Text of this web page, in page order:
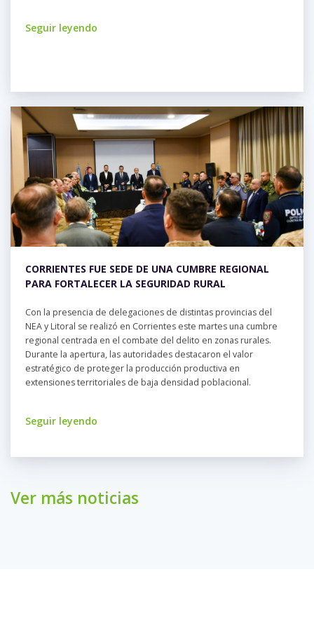
Seguir leyendo
CORRIENTES FUE SEDE DE UNA CUMBRE REGIONAL
PARA FORTALECER LA SEGURIDAD RURAL
Con la presencia de delegaciones de distintas provincias del
NEA y Litoral se realizó en Corrientes este martes una cumbre
regional centrada en el combate del delito en zonas rurales.
Durante la apertura, las autoridades destacaron el valor
estratégico de proteger la producción productiva en
extensiones territoriales de baja densidad poblacional.
Seguir leyendo
Ver más noticias